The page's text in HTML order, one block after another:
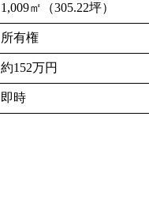
1,009㎡（305.22坪）
所有権
約152万円
即時